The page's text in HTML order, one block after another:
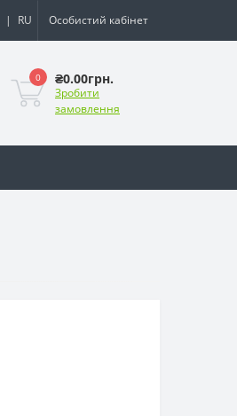
| RU Особистий кабінет
0 ₴0.00грн.
Зробити
замовлення